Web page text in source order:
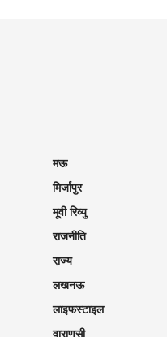
मऊ
मिर्जापुर
मूवी रिव्यु
राजनीति
राज्य
लखनऊ
लाइफस्टाइल
वाराणसी